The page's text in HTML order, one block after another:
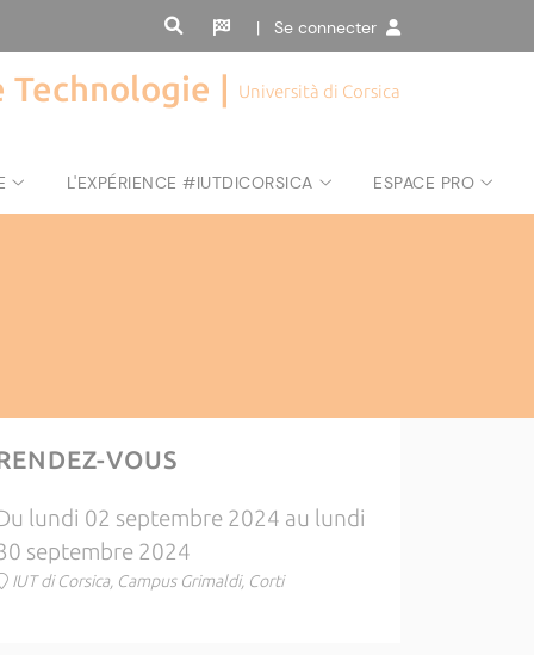
| Se connecter
| Università di Corsica
L'EXPÉRIENCE #IUTDICORSICA ESPACE PRO
VOUS
lundi 02 septembre 2024 au lundi
septembre 2024
IUT di Corsica, Campus Grimaldi, Corti